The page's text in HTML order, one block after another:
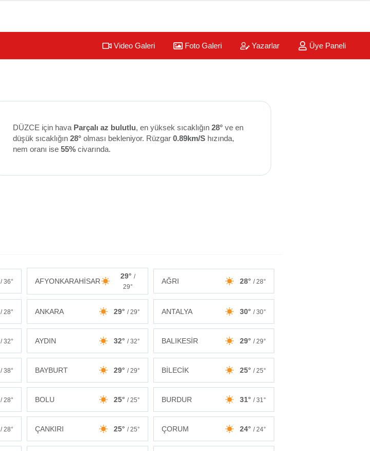
Video Galeri Foto Galeri Yazarlar Üye Paneli
DÜZCE için hava Parçalı az bulutlu, en yüksek sıcaklığın 28°ve en
düşük sıcaklığın 28°olması bekleniyor. Rüzgar 0.89km/Shızında,
nem oranı ise 55%civarında.
/ 36° AFYONKARAHİSAR
29° /
29°
AĞRI 28° / 28°
/ 28° ANKARA 29° / 29° ANTALYA 30° / 30°
/ 32° AYDIN 32° / 32° BALIKESİR 29° / 29°
/ 38° BAYBURT 29° / 29° BİLECİK 25° / 25°
/ 28° BOLU 25° / 25° BURDUR 31° / 31°
/ 28° ÇANKIRI 25° / 25° ÇORUM 24° / 24°